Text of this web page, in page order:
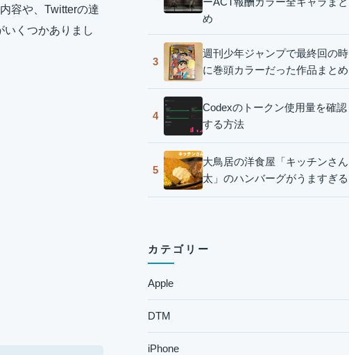
容や、Twitterの達
いくつかありまし
め
3
週刊少年ジャンプで最終回の時
に巻頭カラーだった作品まとめ
4
Codexのトークン使用量を確認
する方法
5
大鳥居の洋食屋「キッチンさん
太」のハンバーグがうますぎる
カテゴリー
Apple
DTM
iPhone